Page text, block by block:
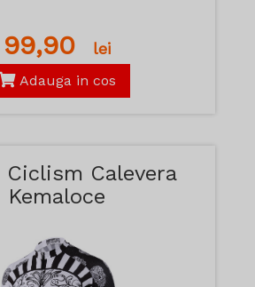
99,90 lei
Adauga in cos
Ciclism Calevera
Kemaloce